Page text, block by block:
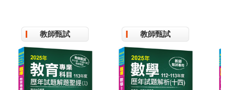
師甄試）
教師甄試）
教師甄試 教師甄試